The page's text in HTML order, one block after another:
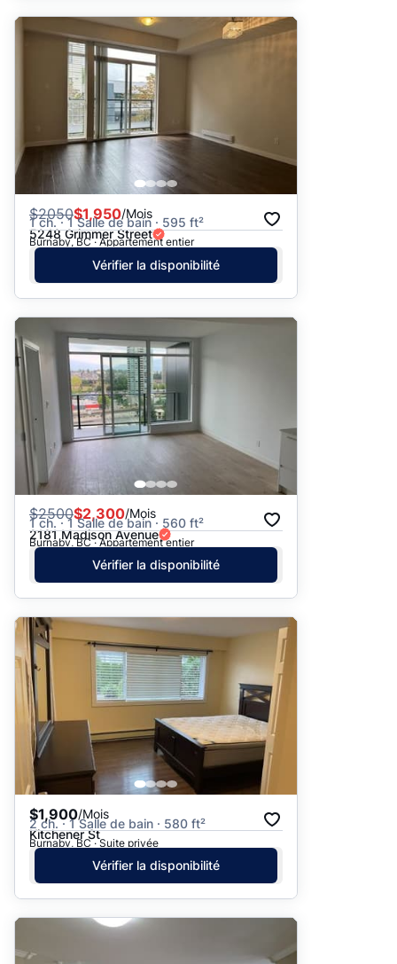
$2050$1,950/Mois
1 ch. · 1 Salle de bain · 595 ft²
5248 Grimmer Street
Burnaby, BC · Appartement entier
Vérifier la disponibilité
$2500$2,300/Mois
1 ch. · 1 Salle de bain · 560 ft²
2181 Madison Avenue
Burnaby, BC · Appartement entier
Vérifier la disponibilité
$1,900/Mois
2 ch. · 1 Salle de bain · 580 ft²
Kitchener St
Burnaby, BC · Suite privée
Vérifier la disponibilité